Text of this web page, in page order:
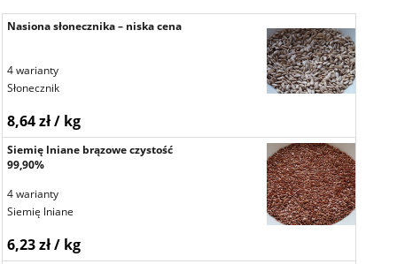
Nasiona słonecznika – niska cena
4 warianty
Słonecznik
8,64 zł / kg
Siemię lniane brązowe czystość
99,90%
4 warianty
Siemię lniane
6,23 zł / kg